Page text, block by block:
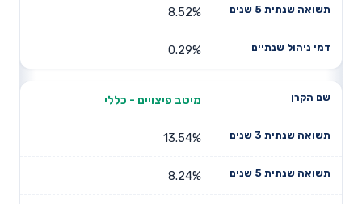
8.52%
0.29%
מיטב פיצויים - כללי
13.54%
8.24%